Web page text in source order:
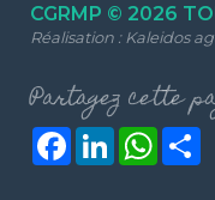
CGRMP © 2026
Réalisation : Kaleidos
Partagez cette
FacebookLinkedIn